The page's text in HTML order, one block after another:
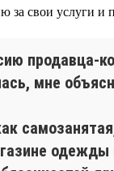
за свои услуги
продавца-
мне